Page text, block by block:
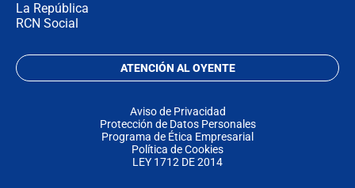
La República
RCN Social
ATENCIÓN AL OYENTE
Aviso de Privacidad
Protección de Datos Personales
Programa de Ética Empresarial
Política de Cookies
LEY 1712 DE 2014